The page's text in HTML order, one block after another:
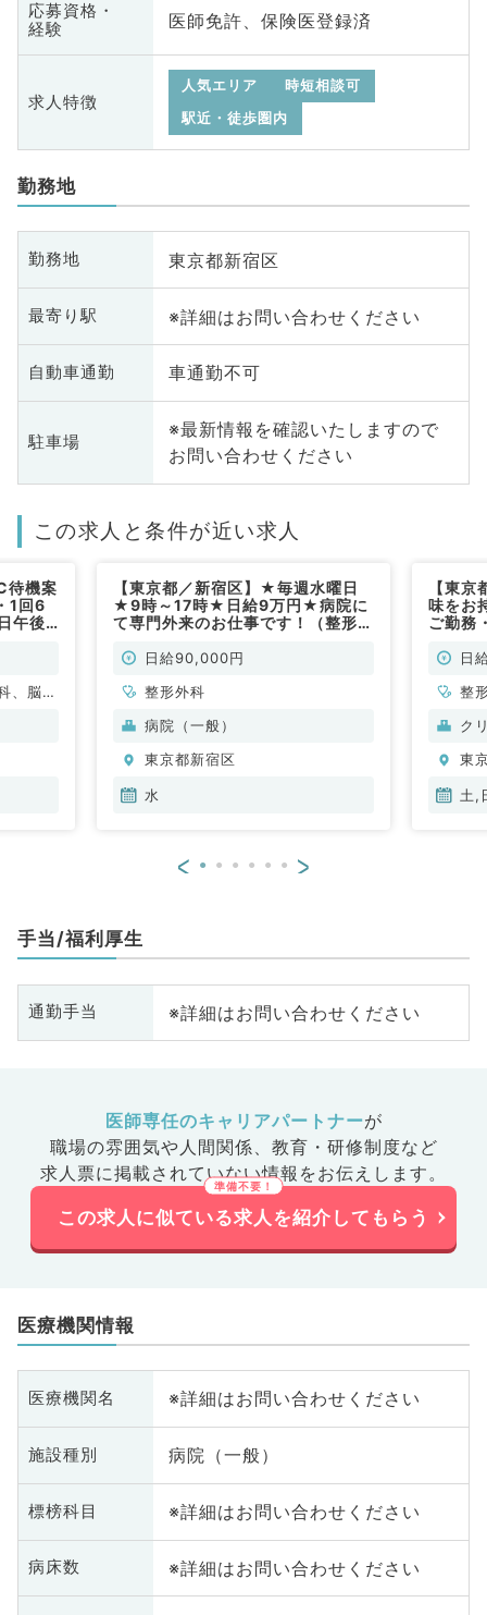
応募資格・
経験
医師免許、保険医登録済
求人特徴
人気エリア
時短相談可
駅近・徒歩圏内
勤務地
勤務地 東京都新宿区
最寄り駅 ※詳細はお問い合わせください
自動車通勤 車通勤不可
駐車場
※最新情報を確認いたしますので
お問い合わせください
この求人と条件が近い求人
待機案
1回6
午後
、脳神
【東京都／新宿区】★毎週水曜日
★9時～17時★日給9万円★病院に
て専門外来のお仕事です！（整形外
日給90,000円
整形外科
病院（一般）
東京都新宿区
水
【東
味をお
ご勤務
形外科
日
整
ク
東
土,
< >
手当/福利厚生
通勤手当 ※詳細はお問い合わせください
医師専任のキャリアパートナーが
職場の雰囲気や人間関係、 教育・研修制度など
求人票に掲載されていない情報をお伝えします。
この求人に似ている求人を紹介してもらう
医療機関情報
医療機関名 ※詳細はお問い合わせください
施設種別 病院（一般）
標榜科目 ※詳細はお問い合わせください
病床数 ※詳細はお問い合わせください